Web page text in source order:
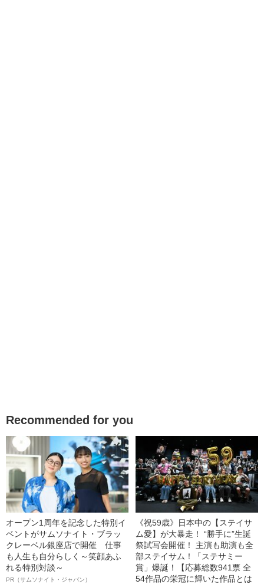
Recommended for you
オープン1周年を記念した特別イ
ベントがサムソナイト・ブラッ
クレーベル銀座店で開催 仕事
も人生も自分らしく～笑顔あふ
れる特別対談～
PR（サムソナイト・ジャパン）
《祝59歳》日本中の【ステイサ
ム愛】が大暴走！ “勝手に”生誕
祭試写会開催！ 主演も助演も全
部ステイサム！「ステサミー
賞」爆誕！【応募総数941票 全
54作品の栄冠に輝いた作品とは